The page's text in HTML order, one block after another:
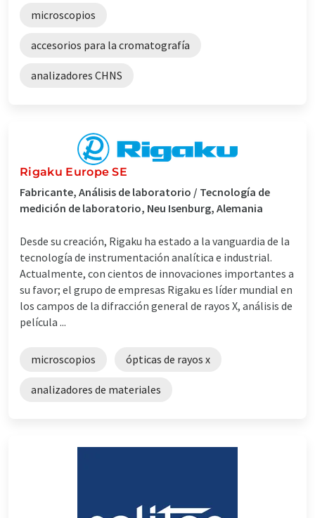
microscopios
accesorios para la cromatografía
analizadores CHNS
Rigaku Europe SE
Fabricante, Análisis de laboratorio / Tecnología de
medición de laboratorio, Neu Isenburg, Alemania
Desde su creación, Rigaku ha estado a la vanguardia de la
tecnología de instrumentación analítica e industrial.
Actualmente, con cientos de innovaciones importantes a
su favor; el grupo de empresas Rigaku es líder mundial en
los campos de la difracción general de rayos X, análisis de
película ...
microscopios ópticas de rayos x
analizadores de materiales